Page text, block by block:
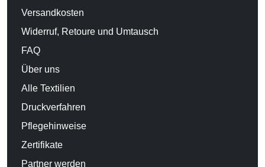
Versandkosten
Widerruf, Retoure und Umtausch
FAQ
Über uns
Alle Textilien
Druckverfahren
Pflegehinweise
Zertifikate
Partner werden